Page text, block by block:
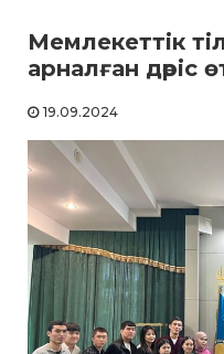
Мемлекеттік
арналған дәріс
19.09.2024